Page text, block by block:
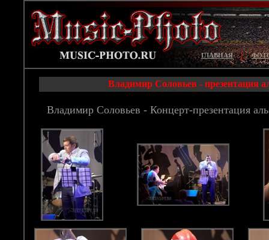
ГЛАВНАЯ |
Владимир Соловьев - презентация
Владимир Соловьев - Концерт-презентация